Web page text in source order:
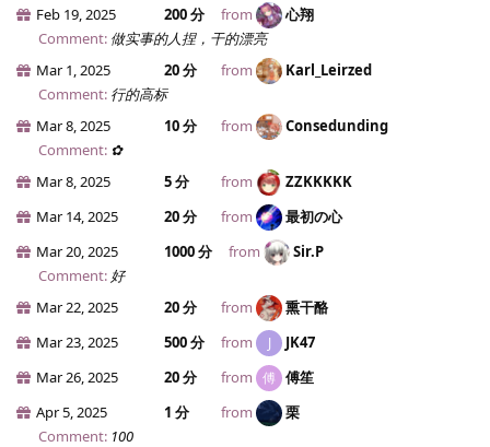
Feb 19, 2025
200 分 from
心翔
Comment: 做实事的人捏，干的漂亮
Mar 1, 2025
20 分 from
Karl_Leirzed
Comment: 行的高标
Mar 8, 2025
10 分 from
Consedunding
Comment: ✿
Mar 8, 2025
5 分 from
ZZKKKKK
Mar 14, 2025
20 分 from
最初の心
Mar 20, 2025
1000 分 from
Sir.​P
Comment: 好
Mar 22, 2025
20 分 from
熏干酪
Mar 23, 2025
500 分 from J
JK47
Mar 26, 2025
20 分 from 傅 傅笙
Apr 5, 2025
1 分 from
栗
Comment: 100